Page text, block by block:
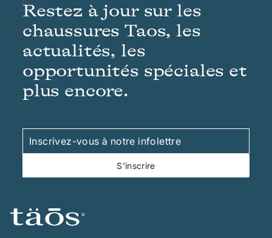
Restez à jour sur les
chaussures Taos, les
actualités, les
opportunités spéciales et
plus encore.
Inscrivez-
vous
à
infolettre
S'inscrire
S'inscrire